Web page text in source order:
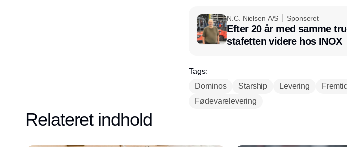
N.C. Nielsen A/S Sponseret
Efter 20 år med samme
stafetten videre hos INOX
Tags:
Dominos
Starship Levering Fremtid
Fødevarelevering
Relateret indhold